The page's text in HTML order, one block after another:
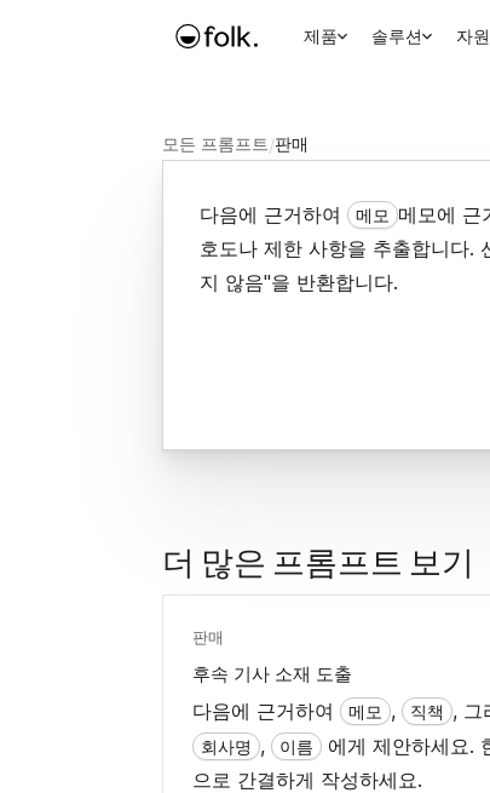
제품 솔루션 자원
모든 프롬프트/판매
다음에 근거하여 메모 메모에
호도나 제한 사항을 추출합니다.
지 않음"을 반환합니다.
더 많은 프롬프트 보기
판매
후속 기사 소재 도출
다음에 근거하여 메모 , 직책 , 그
회사명 , 이름
에게 제안하세요.
으로 간결하게 작성하세요.